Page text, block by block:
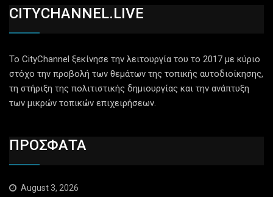
CITYCHANNEL.LIVE
Το CityChannel ξεκίνησε την λειτουργία του το 2017 με κύριο
στόχο την προβολή των θεμάτων της τοπικής αυτοδιοίκησης,
τη στήριξη της πολιτιστικής δημιουργίας και την ανάπτυξη
των μικρών τοπικών επιχειρήσεων.
ΠΡΟΣΦΑΤΑ
August 3, 2026